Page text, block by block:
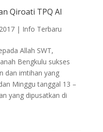
Qiroati TPQ Al
| Info Terbaru
Allah SWT,
Bengkulu sukses
dan imtihan yang
Minggu tanggal 13 –
yang dipusatkan di